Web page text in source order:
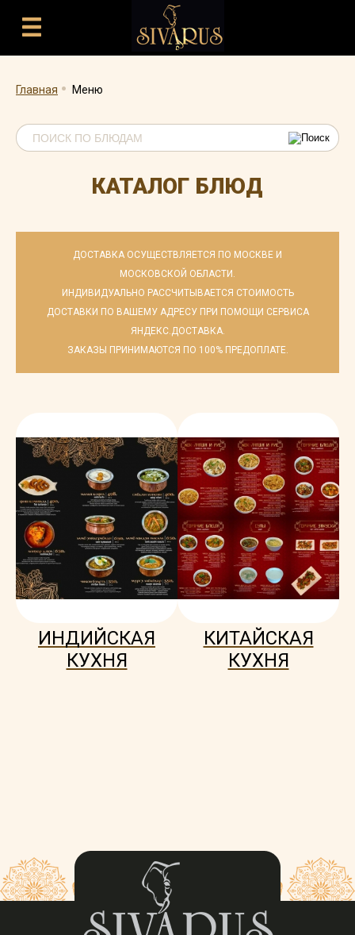
Главная . Меню
КАТАЛОГ БЛЮД
ДОСТАВКА ОСУЩЕСТВЛЯЕТСЯ ПО МОСКВЕ И
МОСКОВСКОЙ ОБЛАСТИ.
ИНДИВИДУАЛЬНО РАССЧИТЫВАЕТСЯ СТОИМОСТЬ
ДОСТАВКИ ПО ВАШЕМУ АДРЕСУ ПРИ ПОМОЩИ СЕРВИСА
ЯНДЕКС.ДОСТАВКА.
ЗАКАЗЫ ПРИНИМАЮТСЯ ПО 100% ПРЕДОПЛАТЕ.
ИНДИЙСКАЯ
КУХНЯ
КИТАЙСКАЯ
КУХНЯ